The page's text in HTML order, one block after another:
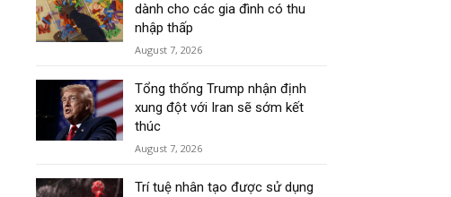
dành cho các gia đình có thu
nhập thấp
August 7, 2026
Tổng thống Trump nhận định
xung đột với Iran sẽ sớm kết
thúc
August 7, 2026
Trí tuệ nhân tạo được sử dụng